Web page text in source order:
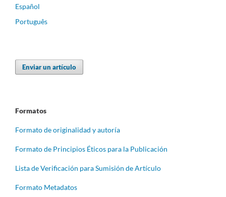
Español
Português
Enviar un artículo
Formatos
Formato de originalidad y autoría
Formato de Principios Éticos para la Publicación
Lista de Verificación para Sumisión de Artículo
Formato Metadatos